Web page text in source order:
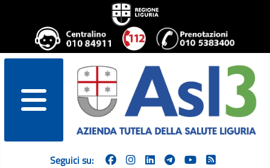
menu
Seguici su: